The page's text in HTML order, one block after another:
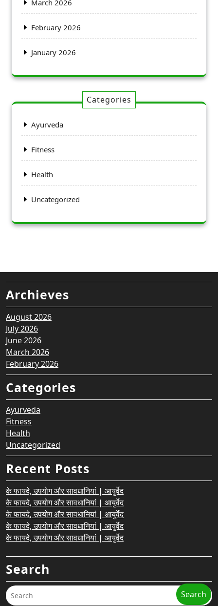
March 2026
February 2026
January 2026
Categories
Ayurveda
Fitness
Health
Uncategorized
Archieves
August 2026
July 2026
June 2026
March 2026
February 2026
Categories
Ayurveda
Fitness
Health
Uncategorized
Recent Posts
के फायदे, उपयोग और सावधानियां | आयुर्वेद
के फायदे, उपयोग और सावधानियां | आयुर्वेद
के फायदे, उपयोग और सावधानियां | आयुर्वेद
के फायदे, उपयोग और सावधानियां | आयुर्वेद
के फायदे, उपयोग और सावधानियां | आयुर्वेद
Search
Search